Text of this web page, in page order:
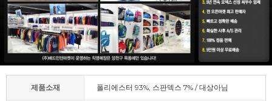
제품소재 폴리에스터 93%, 스판덱스 7% / 대상아님